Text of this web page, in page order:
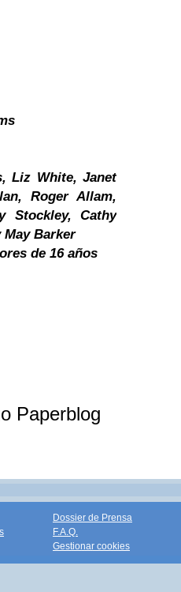
Liz White, Janet
Roger Allam,
Stockley, Cathy
May Barker
de 16 años
Dossier de Prensa
F.A.Q.
Gestionar cookies